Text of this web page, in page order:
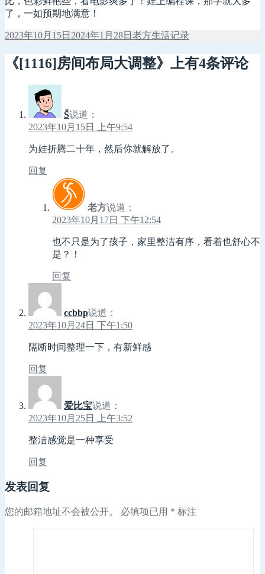
了，一如预期地满意！
发
于
2023年10月15日 2024年1月28日 作
老方分
生活记录
《[1116]房间布局大调整》上有4条评论
S̆̈说道：
2023年10月15日 上午9:54
为娃折腾二十年，然后你就解放了。
回复
老方说道：
2023年10月17日 下午12:54
也不只是为了孩子，家里整洁有序，看着也舒心不
是？！
回复
ccbbp说道：
2023年10月24日 下午1:50
隔断时间整理一下，有新鲜感
回复
爱比宝说道：
2023年10月25日 上午3:52
整洁感觉是一种享受
回复
发表回复
您的邮箱地址不会被公开。 必填项已用 * 标注